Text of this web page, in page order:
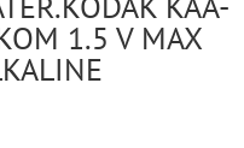
1.5 V MAX